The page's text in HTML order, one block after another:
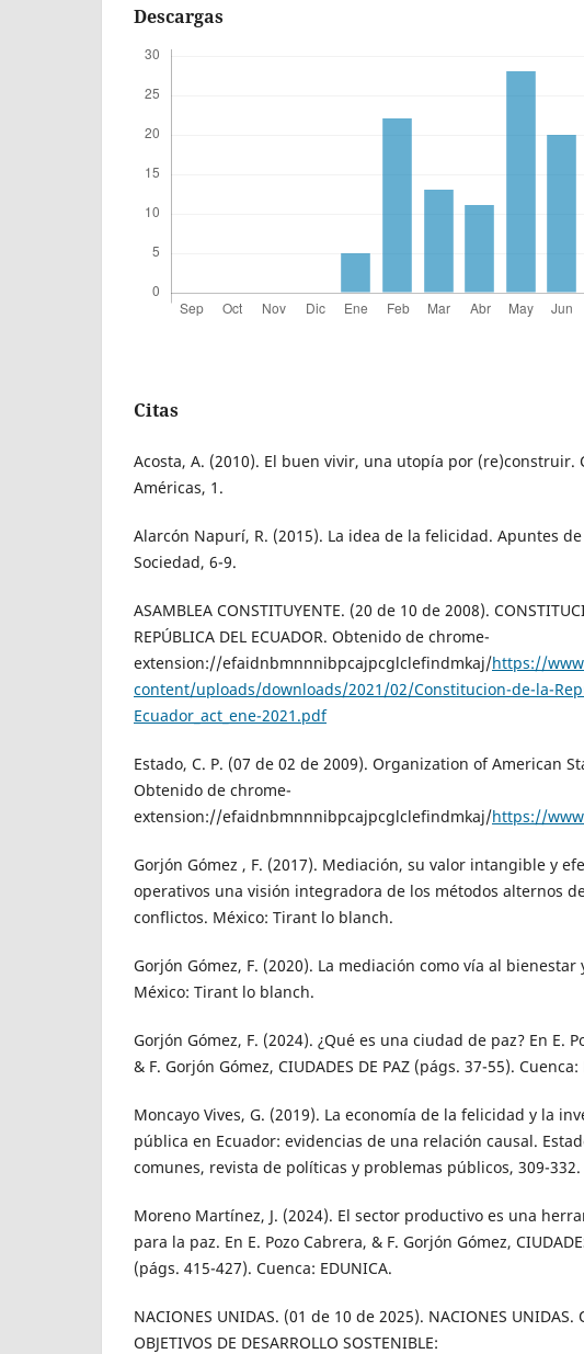
Descargas
Citas
Acosta, A. (2010). El buen vivir, una utopía por (re)construir.
Américas, 1.
Alarcón Napurí, R. (2015). La idea de la felicidad. Apuntes
Sociedad, 6-9.
ASAMBLEA CONSTITUYENTE. (20 de 10 de 2008).
REPÚBLICA DEL ECUADOR. Obtenido de chrome-
extension://efaidnbmnnnibpcajpcglclefindmkaj/https://
content/uploads/downloads/2021/02/Constitucion-de-la-
Ecuador_act_ene-2021.pdf
Estado, C. P. (07 de 02 de 2009). Organization of American
Obtenido de chrome-
extension://efaidnbmnnnibpcajpcglclefindmkaj/https://
Gorjón Gómez , F. (2017). Mediación, su valor intangible y
operativos una visión integradora de los métodos alternos
conflictos. México: Tirant lo blanch.
Gorjón Gómez, F. (2020). La mediación como vía al
México: Tirant lo blanch.
Gorjón Gómez, F. (2024). ¿Qué es una ciudad de paz? En E.
& F. Gorjón Gómez, CIUDADES DE PAZ (págs. 37-55). Cuenca:
Moncayo Vives, G. (2019). La economía de la felicidad y la
pública en Ecuador: evidencias de una relación causal.
comunes, revista de políticas y problemas públicos, 309-332.
Moreno Martínez, J. (2024). El sector productivo es una
para la paz. En E. Pozo Cabrera, & F. Gorjón Gómez,
(págs. 415-427). Cuenca: EDUNICA.
NACIONES UNIDAS. (01 de 10 de 2025). NACIONES
OBJETIVOS DE DESARROLLO SOSTENIBLE: